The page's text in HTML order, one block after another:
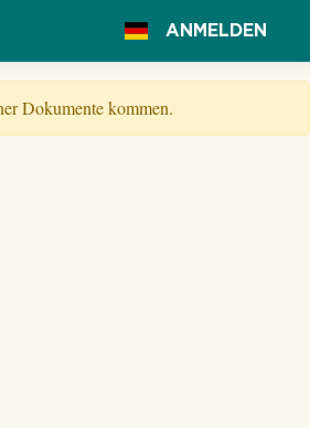
ANMELDEN
Dokumente kommen.